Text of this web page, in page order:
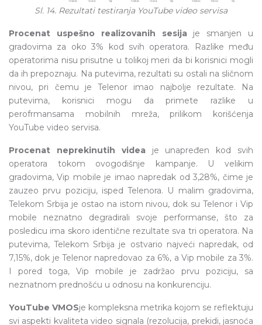
Sl. 14. Rezultati testiranja YouTube video servisa
Procenat uspešno realizovanih sesijaje smanjen u
gradovima za oko 3% kod svih operatora. Razlike među
operatorima nisu prisutne u tolikoj meri da bi korisnici mogli
da ih prepoznaju. Na putevima, rezultati su ostali na sličnom
nivou, pri čemu je Telenor imao najbolje rezultate. Na
putevima, korisnici mogu da primete razlike u
perofrmansama mobilnih mreža, prilikom korišćenja
YouTube video servisa.
Procenat neprekinutih videaje unapređen kod svih
operatora tokom ovogodišnje kampanje. U velikim
gradovima, Vip mobile je imao napredak od 3,28%, čime je
zauzeo prvu poziciju, isped Telenora. U malim gradovima,
Telekom Srbija je ostao na istom nivou, dok su Telenor i Vip
mobile neznatno degradirali svoje performanse, što za
posledicu ima skoro identične rezultate sva tri operatora. Na
putevima, Telekom Srbija je ostvario najveći napredak, od
7,15%, dok je Telenor napredovao za 6%, a Vip mobile za 3%.
I pored toga, Vip mobile je zadržao prvu poziciju, sa
neznatnom prednošću u odnosu na konkurenciju.
YouTube VMOSje kompleksna metrika kojom se reflektuju
svi aspekti kvaliteta video signala (rezolucija, prekidi, jasnoća